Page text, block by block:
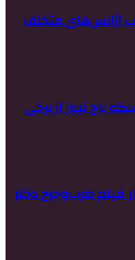
حساب آژانس‌های متخلف
باج نیوز از برخی
فیلم ضرب‌وجرح دختر